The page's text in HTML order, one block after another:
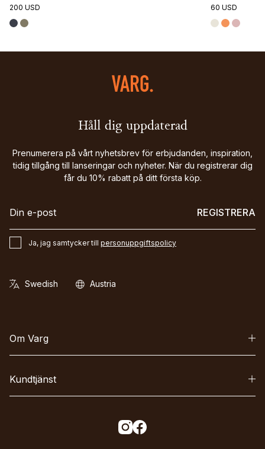
200 USD 60 USD
Håll dig uppdaterad
Prenumerera på vårt nyhetsbrev för erbjudanden, inspiration,
tidig tillgång till lanseringar och nyheter. När du registrerar dig
får du 10% rabatt på ditt första köp.
REGISTRERA
Ja, jag samtycker till personuppgiftspolicy
Om Varg
Kundtjänst